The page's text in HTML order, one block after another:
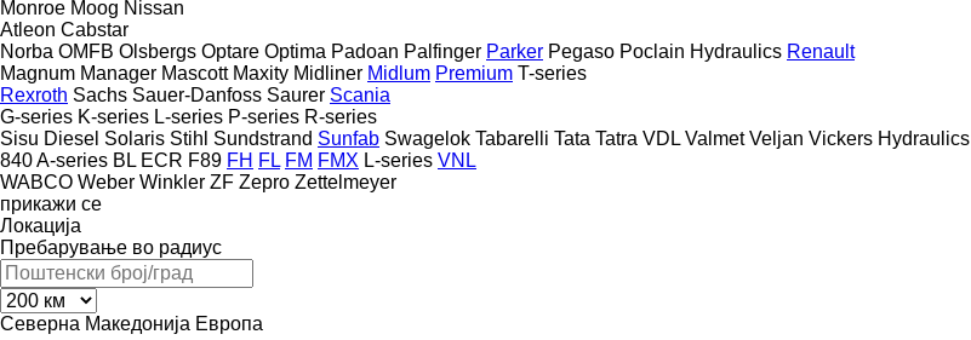
Monroe Moog Nissan
Atleon Cabstar
Norba OMFB Olsbergs Optare Optima Padoan Palfinger Parker Pegaso Poclain Hydraulics Renault
Magnum Manager Mascott Maxity Midliner Midlum Premium T-series
Rexroth Sachs Sauer-Danfoss Saurer Scania
G-series K-series L-series P-series R-series
Sisu Diesel Solaris Stihl Sundstrand Sunfab Swagelok Tabarelli Tata Tatra VDL Valmet Veljan Vickers Hydraulics
840A-series BL ECR F89 FH FL FM FMX L-series VNL
WABCO Weber Winkler ZF Zepro Zettelmeyer
прикажи се
Локација
Пребарување во радиус
Северна Македонија Европа